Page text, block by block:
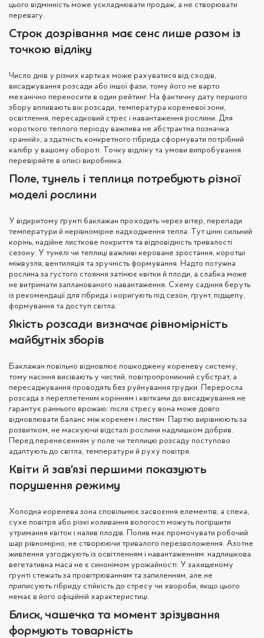
цього відмінність може ускладнювати продаж, а не створювати
перевагу.
Строк дозрівання має сенс лише разом із
точкою відліку
Число днів у різних картках може рахуватися від сходів,
висаджування розсади або іншої фази, тому його не варто
механічно переносити в один рейтинг. На фактичну дату першого
збору впливають вік розсади, температура кореневої зони,
освітлення, пересадковий стрес і навантаження рослини. Для
короткого теплого періоду важлива не абстрактна позначка
«ранній», а здатність конкретного гібрида сформувати потрібний
калібр у вашому обороті. Точку відліку та умови випробування
перевіряйте в описі виробника.
Поле, тунель і теплиця потребують різної
моделі рослини
У відкритому ґрунті баклажан проходить через вітер, перепади
температури й нерівномірне надходження тепла. Тут цінні сильний
корінь, надійне листкове покриття та відповідність тривалості
сезону. У тунелі чи теплиці важливі кероване зростання, коротші
міжвузля, вентиляція та зручність формування. Надто потужна
рослина за густого стояння затінює квітки й плоди, а слабка може
не витримати запланованого навантаження. Схему садіння беруть
із рекомендації для гібрида і коригують під сезон, ґрунт, підщепу,
формування та доступ світла.
Якість розсади визначає рівномірність
майбутніх зборів
Баклажан повільно відновлює пошкоджену кореневу систему,
тому насіння висівають у чистий, повітропроникний субстрат, а
пересаджування проводять без руйнування грудки. Переросла
розсада з переплетеним корінням і квітками до висаджування не
гарантує раннього врожаю: після стресу вона може довго
відновлювати баланс між коренем і листям. Партію вирівнюють за
розвитком, не маскуючи відсталі рослини надлишком добрив.
Перед перенесенням у поле чи теплицю розсаду поступово
адаптують до світла, температури й руху повітря.
Квіти й зав’язі першими показують
порушення режиму
Холодна коренева зона сповільнює засвоєння елементів, а спека,
сухе повітря або різкі коливання вологості можуть погіршити
утримання квіток і налив плодів. Полив має промочувати робочий
шар рівномірно, не створюючи тривалого перезволоження. Азотне
живлення узгоджують із освітленням і навантаженням: надлишкова
вегетативна маса не є синонімом урожайності. У захищеному
ґрунті стежать за провітрюванням та запиленням, але не
приписують гібриду стійкість до стресу чи хвороби, якщо цього
немає в його офіційній характеристиці.
Блиск, чашечка та момент зрізування
формують товарність